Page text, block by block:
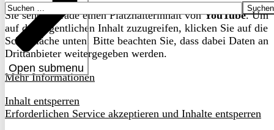
Open submenu
Suchen
nach:
Sie sehen gerade einen Platzhalterinhalt vonYouTube. Um
auf den eigentlichen Inhalt zuzugreifen, klicken Sie auf die
Schaltfläche unten. Bitte beachten Sie, dass dabei Daten an
Drittanbieter weitergegeben werden.
Mehr Informationen
Inhalt entsperren
Erforderlichen Service akzeptieren und Inhalte entsperren